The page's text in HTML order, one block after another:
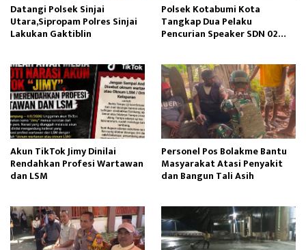
Datangi Polsek Sinjai
Utara,Sipropam Polres Sinjai
Lakukan Gaktiblin
Polsek Kotabumi Kota
Tangkap Dua Pelaku
Pencurian Speaker SDN 02
Akun TikTok Jimy Dinilai
Rendahkan Profesi Wartawan
dan LSM
Personel Pos Bolakme Bantu
Masyarakat Atasi Penyakit
dan Bangun Tali Asih